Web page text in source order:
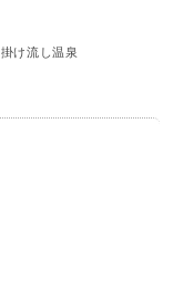
け流し温泉